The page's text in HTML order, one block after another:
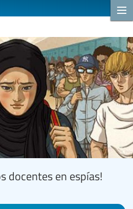
docentes en espías!